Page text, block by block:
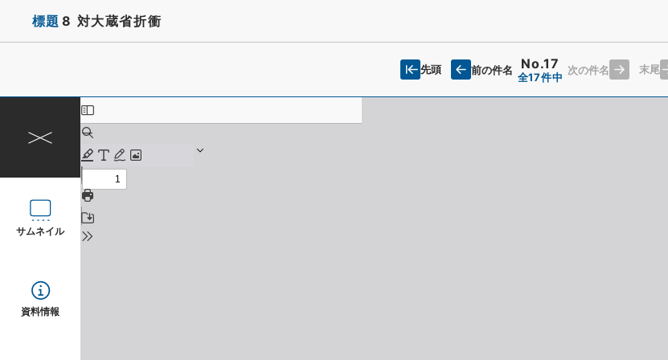
標題 8 対大蔵省折衝
先頭 前の件名 No.17
全17件中
次の件名 末尾
サムネイル
資料情報